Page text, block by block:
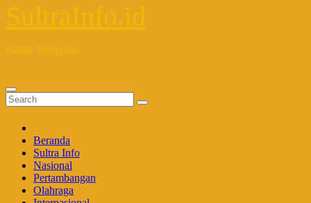
SultraInfo.id
Kabar Terupdate
Beranda
Sultra Info
Nasional
Pertambangan
Olahraga